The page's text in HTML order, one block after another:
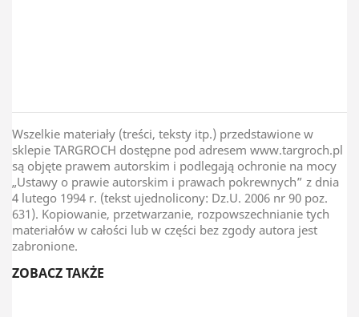
Wszelkie materiały (treści, teksty itp.) przedstawione w
sklepie TARGROCH dostępne pod adresem www.targroch.pl
są objęte prawem autorskim i podlegają ochronie na mocy
„Ustawy o prawie autorskim i prawach pokrewnych” z dnia
4 lutego 1994 r. (tekst ujednolicony: Dz.U. 2006 nr 90 poz.
631). Kopiowanie, przetwarzanie, rozpowszechnianie tych
materiałów w całości lub w części bez zgody autora jest
zabronione.
ZOBACZ TAKŻE